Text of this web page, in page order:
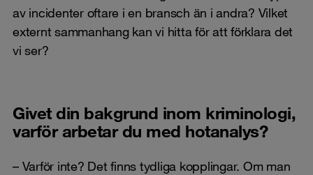
av incidenter oftare i en bransch än i andra? Vilket
externt sammanhang kan vi hitta för att förklara det
vi ser?
Givet din bakgrund inom kriminologi,
varför arbetar du med hotanalys?
– Varför inte? Det finns tydliga kopplingar. Om man